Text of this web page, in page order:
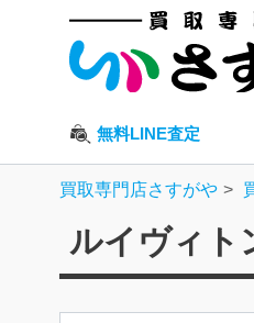
無料LINE査定
買取専門店さすがや
ルイヴィ